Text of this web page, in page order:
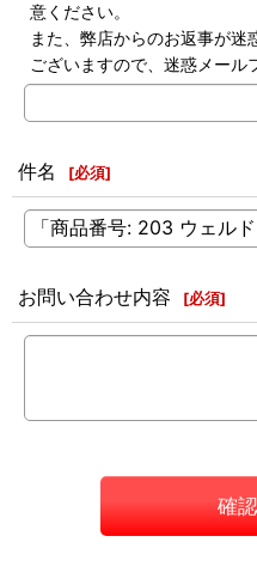
意ください。
また、弊店からのお返事が
ございますので、迷惑メール
件名 [必須]
お問い合わせ内容 [必須]
確